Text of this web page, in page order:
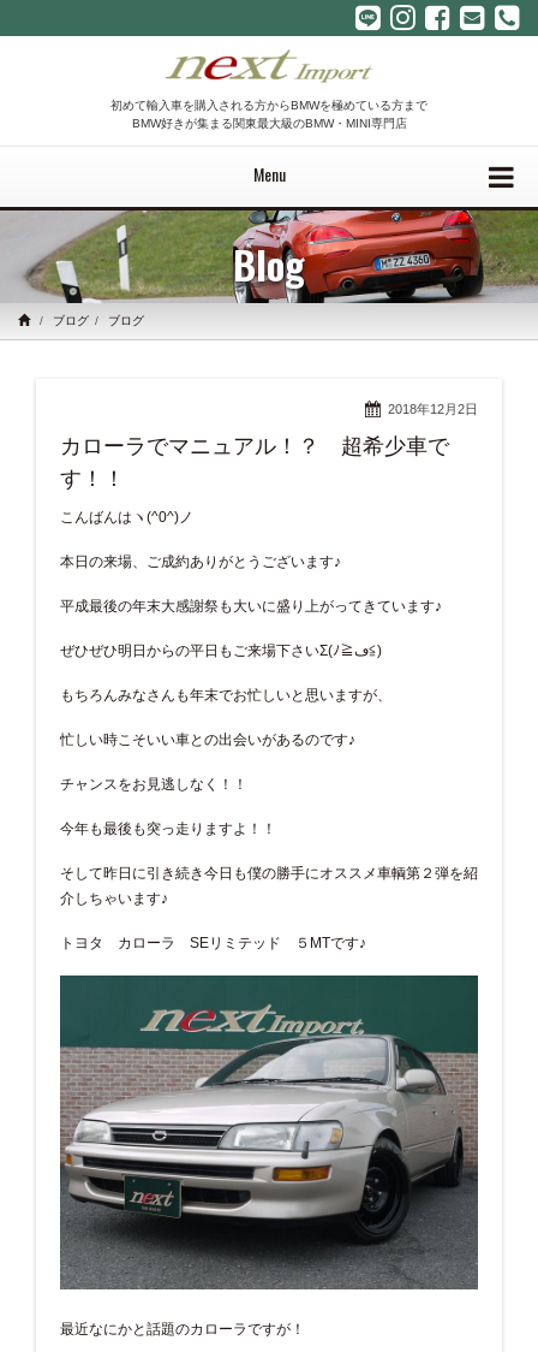
初めて輸入車を購入される方からBMWを極めている方まで
BMW好きが集まる関東最大級のBMW・MINI専門店
Menu
Blog
ブログ ブログ
2018年12月2日
カローラでマニュアル！？ 超希少車で
す！！
こんばんはヽ(^0^)ノ
本日の来場、ご成約ありがとうございます♪
平成最後の年末大感謝祭も大いに盛り上がってきています♪
ぜひぜひ明日からの平日もご来場下さいΣ(ﾉ≧ڡ≦)
もちろんみなさんも年末でお忙しいと思いますが、
忙しい時こそいい車との出会いがあるのです♪
チャンスをお見逃しなく！！
今年も最後も突っ走りますよ！！
そして昨日に引き続き今日も僕の勝手にオススメ車輌第２弾を紹
介しちゃいます♪
トヨタ カローラ SEリミテッド ５MTです♪
最近なにかと話題のカローラですが！